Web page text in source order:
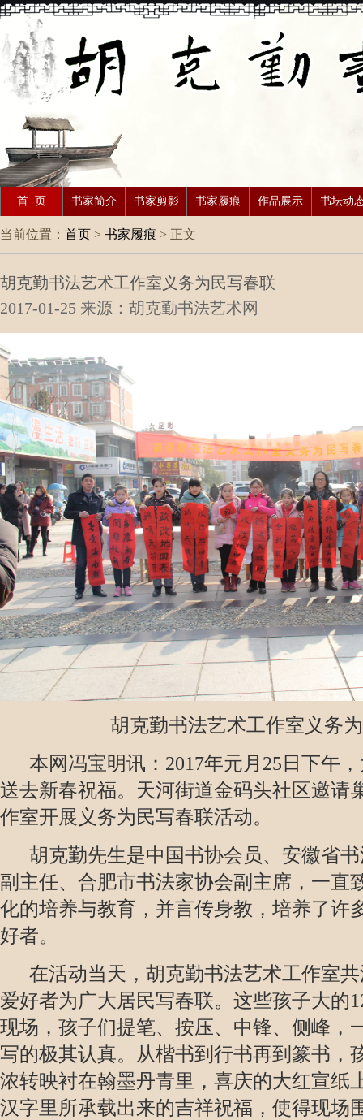
首 页 书家简介 书家剪影 书家履痕 作品展示 书坛动
当前位置： 首页 > 书家履痕 > 正文
胡克勤书法艺术工作室义务为民写春联
2017-01-25 来源：胡克勤书法艺术网
胡克勤书法艺术工作室义务
本网冯宝明讯：2017年元月25日下午
送去新春祝福。天河街道金码头社区邀请
作室开展义务为民写春联活动。
胡克勤先生是中国书协会员、安徽省书
副主任、合肥市书法家协会副主席，一直
化的培养与教育，并言传身教，培养了许
好者。
在活动当天，胡克勤书法艺术工作室共
爱好者为广大居民写春联。这些孩子大的
现场，孩子们提笔、按压、中锋、侧峰，
写的极其认真。从楷书到行书再到篆书，
浓转映衬在翰墨丹青里，喜庆的大红宣纸
汉字里所承载出来的吉祥祝福，使得现场